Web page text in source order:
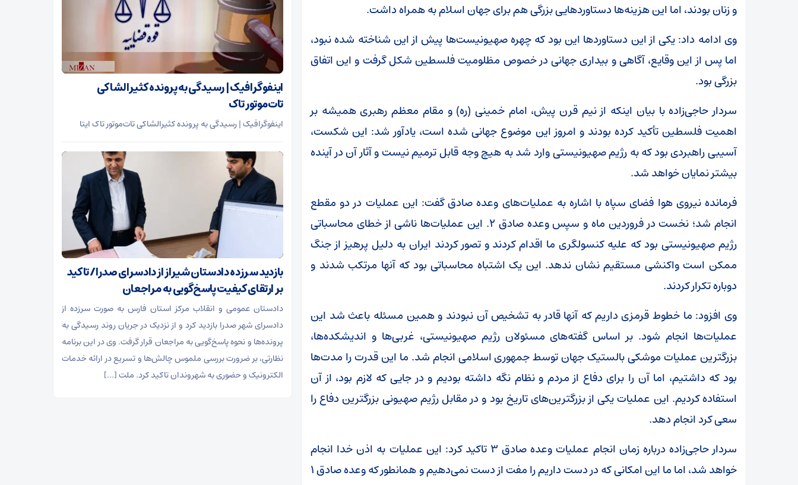
و زنان بودند، اما این هزینه‌ها دستاورد‌هایی بزرگی هم برای جهان اسلام به همراه داشت.
وی ادامه داد: یکی از این دستاورد‌ها این بود که چهره صهیونیست‌ها پیش از این شناخته شده نبود،
اما پس از این وقایع، آگاهی و بیداری جهانی در خصوص مظلومیت فلسطین شکل گرفت و این اتفاق
بزرگی بود.
سردار حاجی‌زاده با بیان اینکه از نیم قرن پیش، امام خمینی (ره) و مقام معظم رهبری همیشه بر
اهمیت فلسطین تأکید کرده بودند و امروز این موضوع جهانی شده است، یادآور شد: این شکست،
آسیبی راهبردی بود که به رژیم صهیونیستی وارد شد به هیچ وجه قابل ترمیم نیست و آثار آن در آینده
بیشتر نمایان خواهد شد.
فرمانده نیروی هوا فضای سپاه با اشاره به عملیات‌های وعده صادق گفت: این عملیات در دو مقطع
انجام شد؛ نخست در فروردین ماه و سپس وعده صادق ۲. این عملیات‌ها ناشی از خطای محاسباتی
رژیم صهیونیستی بود که علیه کنسولگری ما اقدام کردند و تصور کردند ایران به دلیل پرهیز از جنگ
ممکن است واکنشی مستقیم نشان ندهد. این یک اشتباه محاسباتی بود که آنها مرتکب شدند و
دوباره تکرار کردند.
وی افزود: ما خطوط قرمزی داریم که آنها قادر به تشخیص آن نبودند و همین مسئله باعث شد این
عملیات‌ها انجام شود. بر اساس گفته‌های مسئولان رژیم صهیونیستی، غربی‌ها و اندیشکده‌ها،
بزرگترین عملیات موشکی بالستیک جهان توسط جمهوری اسلامی انجام شد. ما این قدرت را مدت‌ها
بود که داشتیم، اما آن را برای دفاع از مردم و نظام نگه داشته بودیم و در جایی که لازم بود، از آن
استفاده کردیم. این عملیات یکی از بزرگترین‌های تاریخ بود و در مقابل رژیم صهیونی بزرگترین دفاع را
سعی کرد انجام دهد.
سردار حاجی‌زاده درباره زمان انجام عملیات وعده صادق ۳ تاکید کرد: این عملیات به اذن خدا انجام
خواهد شد، اما ما این امکانی که در دست داریم را مفت از دست نمی‌دهیم و همانطور که وعده صادق ۱
اینفوگرافیک | رسیدگی به پرونده کثیرالشاکی
تات‌موتور تاک
اینفوگرافیک | رسیدگی به پرونده کثیرالشاکی تات‌موتور تاک ایتا
بازدید سرزده دادستان شیراز از دادسرای صدرا/ تاکید
بر ارتقای کیفیت پاسخ‌گویی به مراجعان
دادستان عمومی و انقلاب مرکز استان فارس به صورت سرزده از
دادسرای شهر صدرا بازدید کرد و از نزدیک در جریان روند رسیدگی به
پرونده‌ها و نحوه پاسخ‌گویی به مراجعان قرار گرفت. وی در این برنامه
نظارتی، بر ضرورت بررسی ملموس چالش‌ها و تسریع در ارائه خدمات
الکترونیک و حضوری به شهروندان تاکید کرد. ملت […]